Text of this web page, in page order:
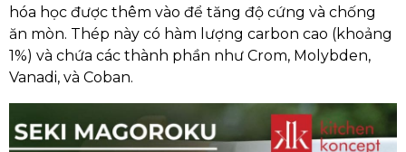
hóa học được thêm vào để tăng độ cứng và chống
ăn mòn. Thép này có hàm lượng carbon cao (khoảng
1%) và chứa các thành phần như Crom, Molybden,
Vanadi, và Coban.